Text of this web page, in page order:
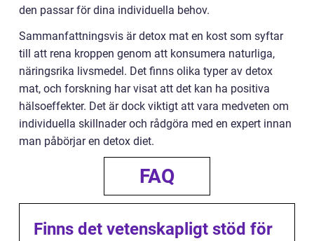
den passar för dina individuella behov.
Sammanfattningsvis är detox mat en kost som syftar
till att rena kroppen genom att konsumera naturliga,
näringsrika livsmedel. Det finns olika typer av detox
mat, och forskning har visat att det kan ha positiva
hälsoeffekter. Det är dock viktigt att vara medveten om
individuella skillnader och rådgöra med en expert innan
man påbörjar en detox diet.
FAQ
Finns det vetenskapligt stöd för